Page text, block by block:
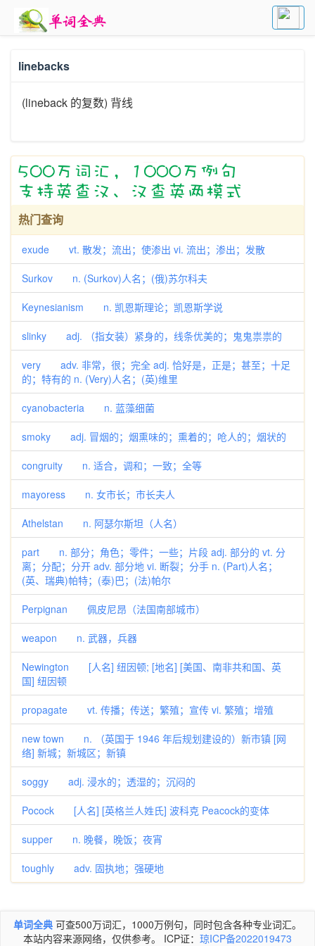
linebacks
(lineback 的复数) 背线
热门查询
exude vt. 散发；流出；使渗出 vi. 流出；渗出；发散
Surkov n. (Surkov)人名；(俄)苏尔科夫
Keynesianism n. 凯恩斯理论；凯恩斯学说
slinky adj. （指女装）紧身的，线条优美的；鬼鬼祟祟的
very adv. 非常，很；完全 adj. 恰好是，正是；甚至；十足
的；特有的 n. (Very)人名；(英)维里
cyanobacteria n. 蓝藻细菌
smoky adj. 冒烟的；烟熏味的；熏着的；呛人的；烟状的
congruity n. 适合，调和；一致；全等
mayoress n. 女市长；市长夫人
Athelstan n. 阿瑟尔斯坦（人名）
part n. 部分；角色；零件；一些；片段 adj. 部分的 vt. 分
离；分配；分开 adv. 部分地 vi. 断裂；分手 n. (Part)人名；
(英、瑞典)帕特；(泰)巴；(法)帕尔
Perpignan 佩皮尼昂（法国南部城市）
weapon n. 武器，兵器
Newington [人名] 纽因顿; [地名] [美国、南非共和国、英
国] 纽因顿
propagate vt. 传播；传送；繁殖；宣传 vi. 繁殖；增殖
new town n. （英国于 1946 年后规划建设的）新市镇 [网
络] 新城；新城区；新镇
soggy adj. 浸水的；透湿的；沉闷的
Pocock [人名] [英格兰人姓氏] 波科克 Peacock的变体
supper n. 晚餐，晚饭；夜宵
toughly adv. 固执地；强硬地
单词全典 可查500万词汇，1000万例句，同时包含各种专业词汇。
本站内容来源网络，仅供参考。 ICP证： 琼ICP备2022019473